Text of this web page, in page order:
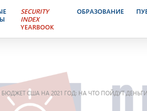
SECURITY
INDEX
YEARBOOK
ОБРАЗОВАНИЕ
США НА 2021 ГОД: НА ЧТО ПОЙДУТ